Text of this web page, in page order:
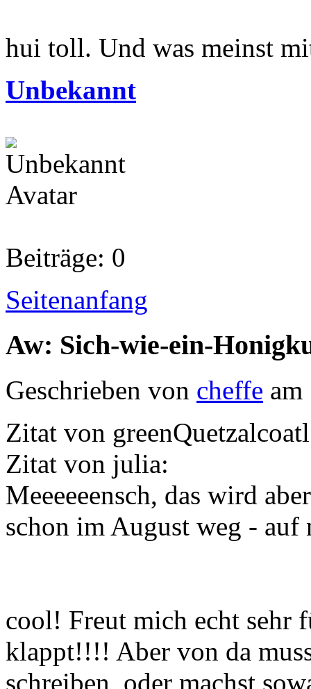
hui toll. Und was meinst
Unbekannt
Beiträge: 0
Seitenanfang
Aw: Sich-wie-ein-
Geschrieben von cheffe
Zitat von
Zitat von julia:
Meeeeeensch, das wird
schon im August weg - auf
cool! Freut mich echt sehr
klappt!!!! Aber von da
schreiben, oder machst